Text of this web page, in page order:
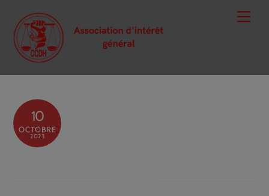
content
10
OCTOBRE
2023